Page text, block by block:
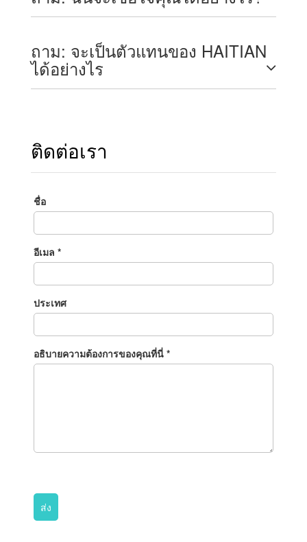
ถาม: จะเป็นตัวแทนของ HAITIAN
ได้อย่างไร
ติดต่อเรา
ชื่อ
อีเมล *
ประเทศ
อธิบายความต้องการของคุณที่นี่ *
ส่ง